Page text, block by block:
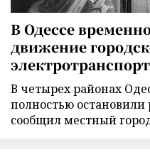
В Одессе
движение
В четырех районах
полностью остановили
сообщил местный